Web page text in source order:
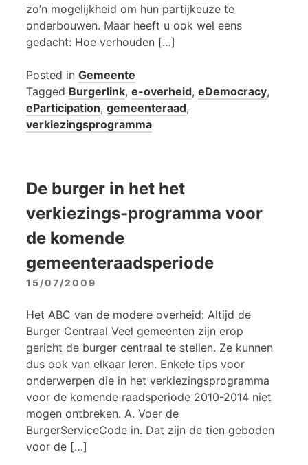
zo’n mogelijkheid om hun partijkeuze te
onderbouwen. Maar heeft u ook wel eens
gedacht: Hoe verhouden […]
Posted in Gemeente
Tagged Burgerlink, e-overheid, eDemocracy,
eParticipation, gemeenteraad,
verkiezingsprogramma
De burger in het het
verkiezings-programma voor
de komende
gemeenteraadsperiode
15/07/2009
Het ABC van de modere overheid: Altijd de
Burger Centraal Veel gemeenten zijn erop
gericht de burger centraal te stellen. Ze kunnen
dus ook van elkaar leren. Enkele tips voor
onderwerpen die in het verkiezingsprogramma
voor de komende raadsperiode 2010-2014 niet
mogen ontbreken. A. Voer de
BurgerServiceCode in. Dat zijn de tien geboden
voor de […]